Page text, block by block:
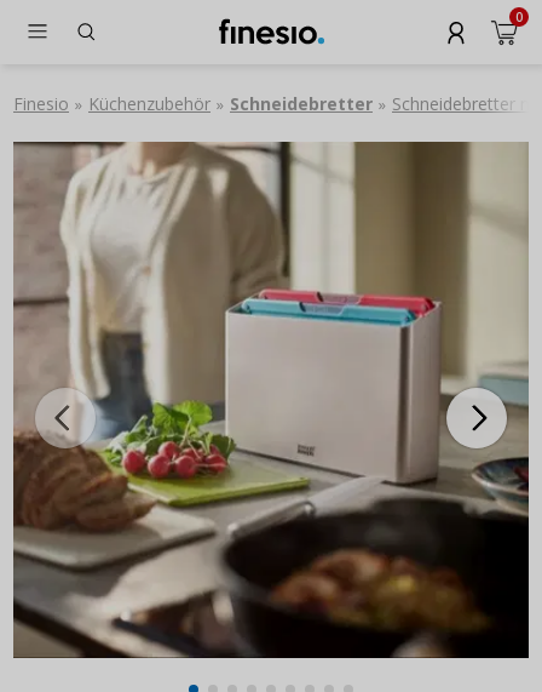
0
Finesio » Küchenzubehör » Schneidebretter » Schneidebretter